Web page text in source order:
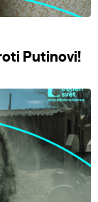
Putinovi!